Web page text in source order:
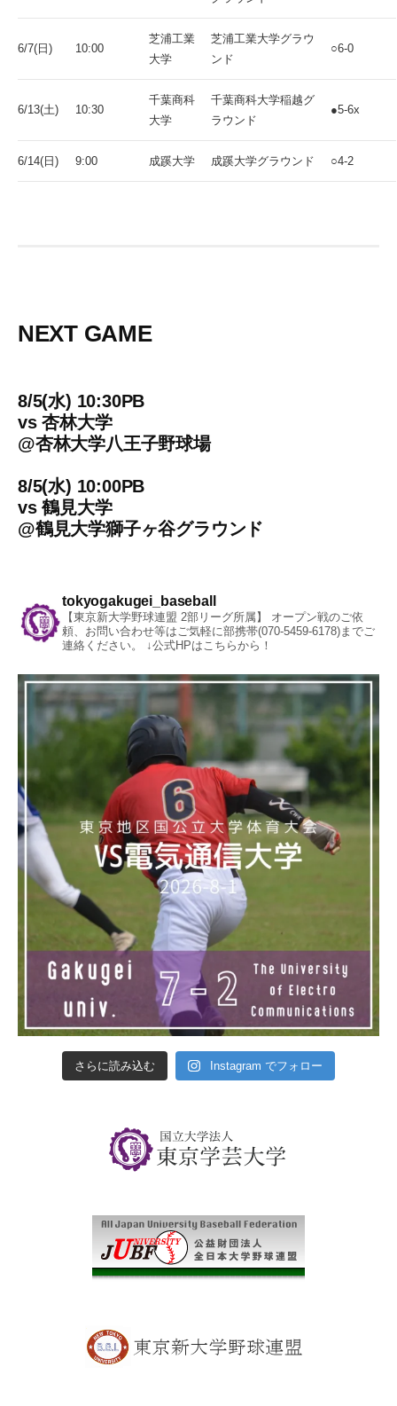
6/7(日) 10:00
芝浦工業
大学
芝浦工業大学グラウ
ンド
○6-0
6/13(土) 10:30
千葉商科
大学
千葉商科大学稲越グ
ラウンド
●5-6x
6/14(日) 9:00 成蹊大学 成蹊大学グラウンド ○4-2
NEXT GAME
8/5(水) 10:30PB
vs杏林大学
@杏林大学八王子野球場
8/5(水) 10:00PB
vs鶴見大学
@鶴見大学獅子ヶ谷グラウンド
tokyogakugei_baseball
【東京新大学野球連盟 2部リーグ所属】
オープン戦のご依
頼、お問い合わせ等はご気軽に部携帯(070-5459-6178)までご
連絡ください。
↓公式HPはこちらから！
さらに読み込む Instagram でフォロー